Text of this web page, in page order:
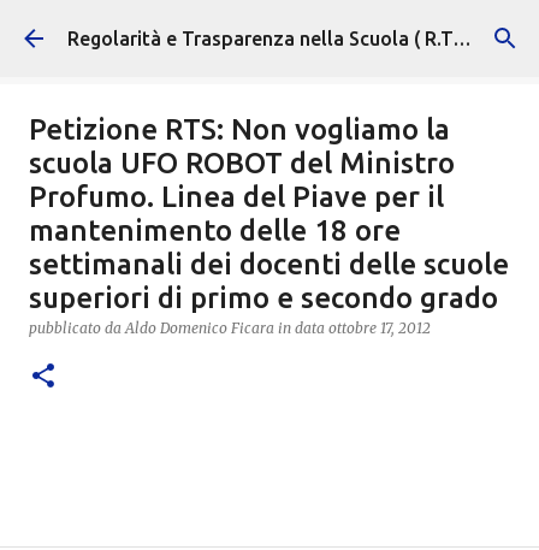
Passa ai contenuti principali Regolarità e Trasparenza nella Scuola ( R.T.S. )
Petizione RTS: Non vogliamo la
scuola UFO ROBOT del Ministro
Profumo. Linea del Piave per il
mantenimento delle 18 ore
settimanali dei docenti delle scuole
superiori di primo e secondo grado
pubblicato daAldo Domenico Ficara in data ottobre 17, 2012